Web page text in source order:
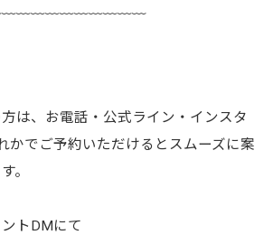
は、お電話・公式ライン・インスタ
かでご予約いただけるとスムーズに案
。
トDMにて